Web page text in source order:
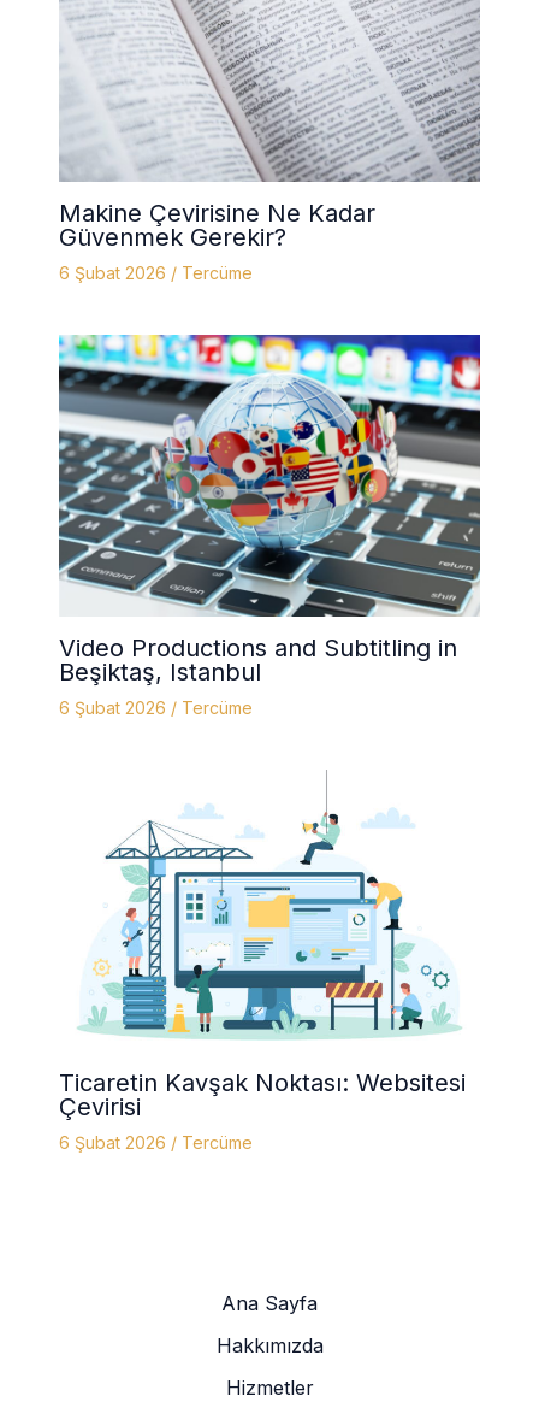
Makine Çevirisine Ne Kadar
Güvenmek Gerekir?
6 Şubat 2026 / Tercüme
Video Productions and Subtitling in
Beşiktaş, Istanbul
6 Şubat 2026 / Tercüme
Ticaretin Kavşak Noktası: Websitesi
Çevirisi
6 Şubat 2026 / Tercüme
Ana Sayfa
Hakkımızda
Hizmetler